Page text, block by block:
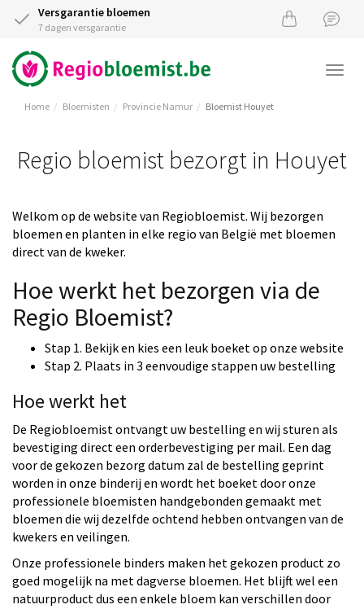
Versgarantie bloemen
7 dagen versgarantie
Home Bloemisten Provincie Namur Bloemist Houyet
Regio bloemist bezorgt in Houyet
Welkom op de website van Regiobloemist. Wij bezorgen
bloemen en planten in elke regio van België met bloemen
direct van de kweker.
Hoe werkt het bezorgen via de
Regio Bloemist?
Stap 1. Bekijk en kies een leuk boeket op onze website
Stap 2. Plaats in 3 eenvoudige stappen uw bestelling
Hoe werkt het
De Regiobloemist ontvangt uw bestelling en wij sturen als
bevestiging direct een orderbevestiging per mail. Een dag
voor de gekozen bezorg datum zal de bestelling geprint
worden in onze binderij en wordt het boeket door onze
professionele bloemisten handgebonden gemaakt met
bloemen die wij dezelfde ochtend hebben ontvangen van de
kwekers en veilingen.
Onze professionele binders maken het gekozen product zo
goed mogelijk na met dagverse bloemen. Het blijft wel een
natuurproduct dus een enkele bloem kan verschillen door